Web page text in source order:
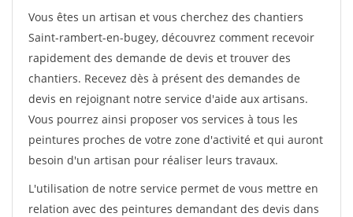
Vous êtes un artisan et vous cherchez des chantiers
Saint-rambert-en-bugey, découvrez comment recevoir
rapidement des demande de devis et trouver des
chantiers. Recevez dès à présent des demandes de
devis en rejoignant notre service d'aide aux artisans.
Vous pourrez ainsi proposer vos services à tous les
peintures proches de votre zone d'activité et qui auront
besoin d'un artisan pour réaliser leurs travaux.
L'utilisation de notre service permet de vous mettre en
relation avec des peintures demandant des devis dans